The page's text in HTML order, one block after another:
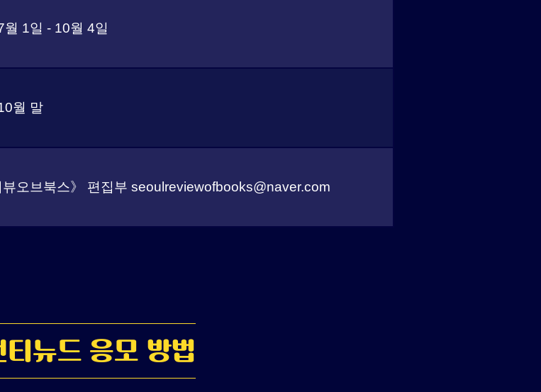
월 1일 - 10월 4일
월 말
뷰오브북스》 편집부 seoulreviewofbooks@naver.com
티뉴드 응모 방법